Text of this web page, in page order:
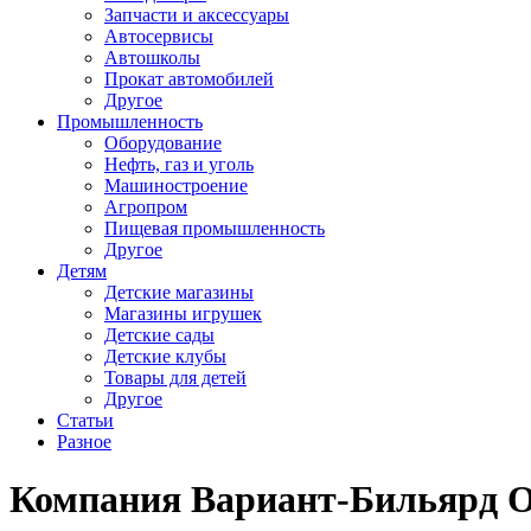
Запчасти и аксессуары
Автосервисы
Автошколы
Прокат автомобилей
Другое
Промышленность
Оборудование
Нефть, газ и уголь
Машиностроение
Агропром
Пищевая промышленность
Другое
Детям
Детские магазины
Магазины игрушек
Детские сады
Детские клубы
Товары для детей
Другое
Статьи
Разное
Компания Вариант-Бильярд